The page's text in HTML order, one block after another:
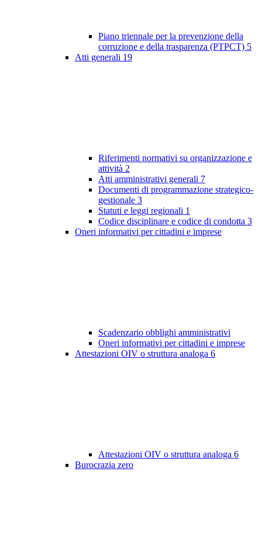
Piano triennale per la prevenzione della
corruzione e della trasparenza (PTPCT) 5
Atti generali 19
Riferimenti normativi su organizzazione e
attività 2
Atti amministrativi generali 7
Documenti di programmazione strategico-
gestionale 3
Statuti e leggi regionali 1
Codice disciplinare e codice di condotta 3
Oneri informativi per cittadini e imprese
Scadenzario obblighi amministrativi
Oneri informativi per cittadini e imprese
Attestazioni OIV o struttura analoga 6
Attestazioni OIV o struttura analoga 6
Burocrazia zero